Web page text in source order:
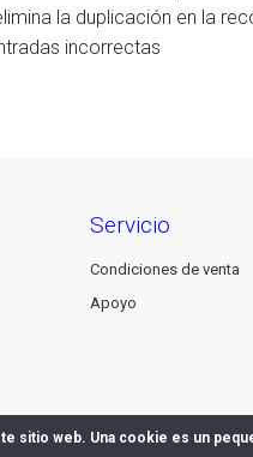
la duplicación en la
incorrectas
servicio
Condiciones de venta
Apoyo
sitio web. Una cookie es un